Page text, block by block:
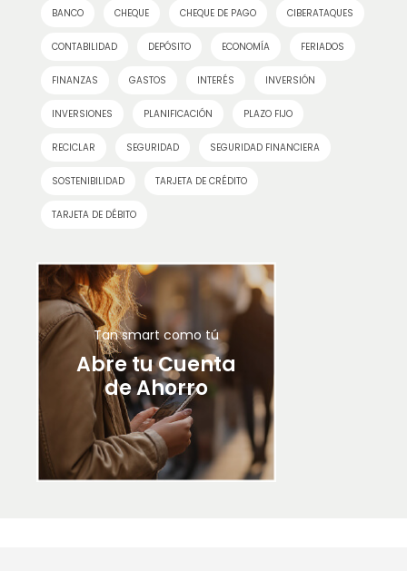
BANCO CHEQUE CHEQUE DE PAGO CIBERATAQUES
CONTABILIDAD DEPÓSITO ECONOMÍA FERIADOS
FINANZAS GASTOS INTERÉS INVERSIÓN
INVERSIONES PLANIFICACIÓN PLAZO FIJO
RECICLAR SEGURIDAD SEGURIDAD FINANCIERA
SOSTENIBILIDAD TARJETA DE CRÉDITO
TARJETA DE DÉBITO
Tan smart como tú
Abre tu Cuenta
de Ahorro